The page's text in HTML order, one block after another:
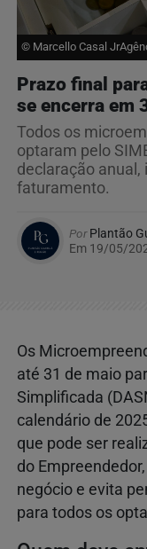
© Marcello Casal
Prazo final
se encerra em
Todos os
optaram pelo
declaração
faturamento.
PorPlantão
Em 19/05/
Os
até 31 de maio
Simplificada
calendário de
que pode ser
do
negócio e evita
para todos os